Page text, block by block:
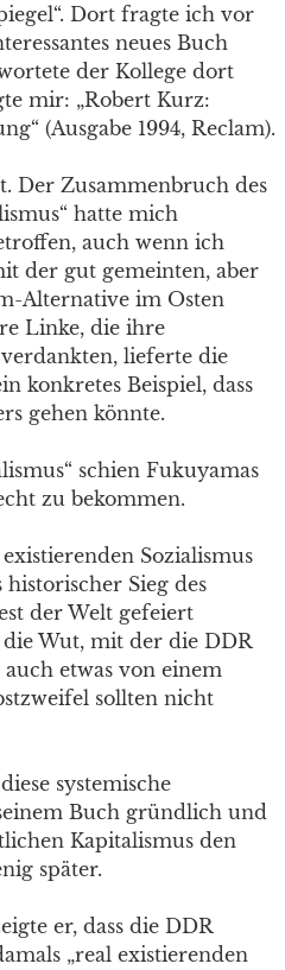
Dort fragte ich vor
neues Buch
der Kollege dort
mir: „Robert Kurz:
(Ausgabe 1994, Reclam).
Der Zusammenbruch des
hatte mich
auch wenn ich
der gut gemeinten, aber
Alternative im Osten
Linke, die ihre
lieferte die
konkretes Beispiel, dass
gehen könnte.
schien Fukuyamas
zu bekommen.
Sozialismus
Sieg des
der Welt gefeiert
die Wut, mit der die DDR
etwas von einem
sollten nicht
systemische
Buch gründlich und
Kapitalismus den
später.
er, dass die DDR
„real existierenden